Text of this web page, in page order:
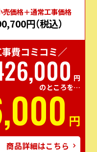
売価格＋通常⼯事価格
円（税込）
費コミコミ／
円
のところを…
円
商品詳細はこちら